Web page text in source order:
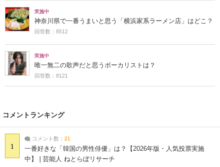
実施中
神奈川県で一番うまいと思う「横浜家系ラーメン店」はどこ？
回答数：8512
実施中
唯一無二の歌声だと思うボーカリストは？
回答数：8121
コメントランキング
1
コメント数： 21
一番好きな「韓国の男性俳優」は？【2026年版・人気投票実施
中】 | 芸能人 ねとらぼリサーチ